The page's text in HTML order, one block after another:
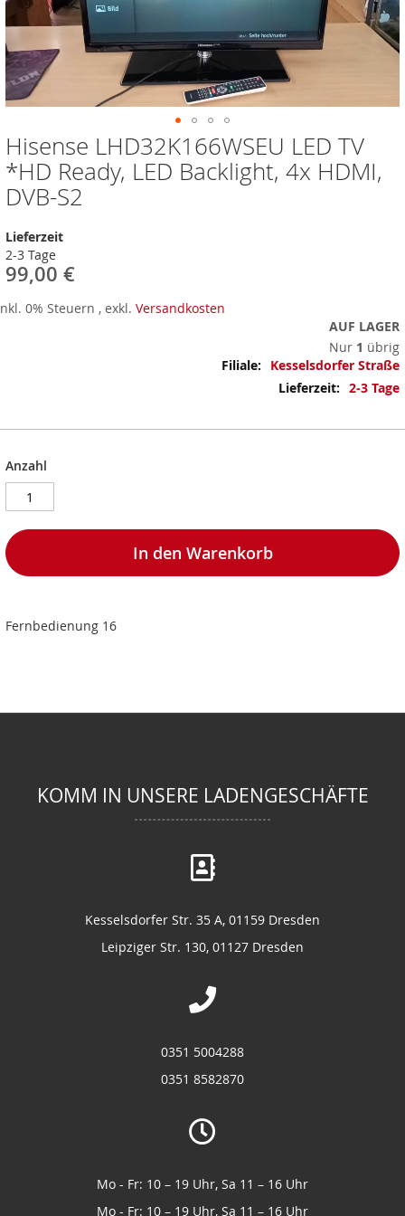
Hisense LHD32K166WSEU LED TV
*HD Ready, LED Backlight, 4x HDMI,
DVB-S2
Lieferzeit
2-3 Tage
99,00 €
0% Steuern , exkl. Versandkosten
AUF LAGER
Nur 1 übrig
Mehr
Informationen
Kesselsdorfer Straße
2-3 Tage
Anzahl
In den Warenkorb
Fernbedienung 16
Zum
Anfang
der
Bildergalerie
KOMM IN UNSERE LADENGESCHÄFTE
Kesselsdorfer Str. 35 A, 01159 Dresden
Leipziger Str. 130, 01127 Dresden
0351 5004288
0351 8582870
Mo - Fr: 10 – 19 Uhr, Sa 11 – 16 Uhr
Mo - Fr: 10 – 19 Uhr, Sa 11 – 16 Uhr